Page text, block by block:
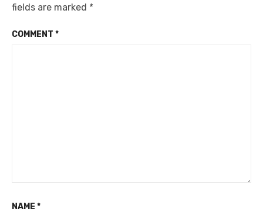
fields are marked *
COMMENT *
NAME *